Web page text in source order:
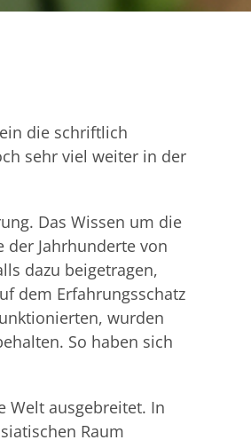
die schriftlich
sehr viel weiter in der
Das Wissen um die
Jahrhunderte von
dazu beigetragen,
dem Erfahrungsschatz
wurden
So haben sich
Welt ausgebreitet. In
Raum